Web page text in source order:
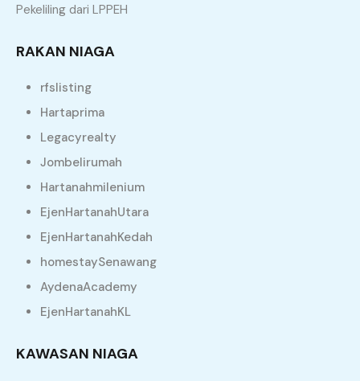
JADI APA LANGKAH SETERUSNYA?
APA PERLU ANDA BUAT??
Hubungi saya sekarang untuk mendapatkan khidmat
Ejen Hartanah Kedah
memastikan setiap transaksi anda berjalan dengan
lancar, telus, dan memberi hasil yang memuaskan.
Pekeliling dari LPPEH
RAKAN NIAGA
rfslisting
Hartaprima
Legacyrealty
Jombelirumah
Hartanahmilenium
EjenHartanahUtara
EjenHartanahKedah
homestaySenawang
AydenaAcademy
EjenHartanahKL
KAWASAN NIAGA